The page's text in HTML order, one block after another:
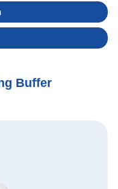
Buffer